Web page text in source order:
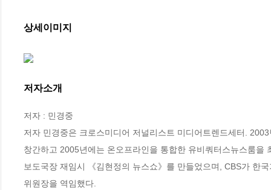
상세이미지
저자소개
저자 : 민경중
저자 민경중은 크로스미디어 저널리스트 미디어트렌드세터.
창간하고 2005년에는 온오프라인을 통합한 유비쿼터스뉴스룸
보도국장 재임시 《김현정의 뉴스쇼》를 만들었으며, CBS가 한
위원장을 역임했다.